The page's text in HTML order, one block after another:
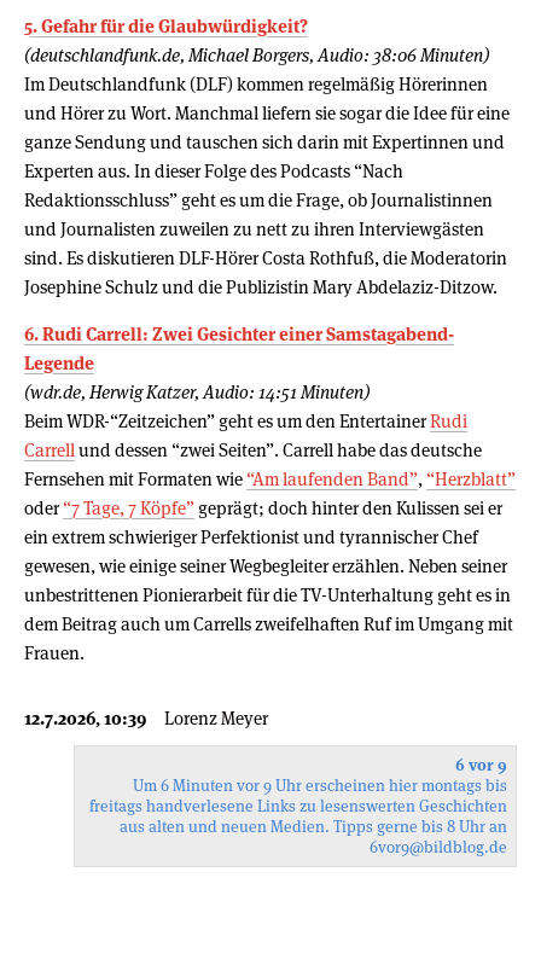
5. Gefahr für die Glaubwürdigkeit?
(deutschlandfunk.de, Michael Borgers, Audio: 38:06 Minuten)
Im Deutschlandfunk (DLF) kommen regelmäßig Hörerinnen
und Hörer zu Wort. Manchmal liefern sie sogar die Idee für eine
ganze Sendung und tauschen sich darin mit Expertinnen und
Experten aus. In dieser Folge des Podcasts “Nach
Redaktionsschluss” geht es um die Frage, ob Journalistinnen
und Journalisten zuweilen zu nett zu ihren Interviewgästen
sind. Es diskutieren DLF-Hörer Costa Rothfuß, die Moderatorin
Josephine Schulz und die Publizistin Mary Abdelaziz-Ditzow.
6. Rudi Carrell: Zwei Gesichter einer Samstagabend-
Legende
(wdr.de, Herwig Katzer, Audio: 14:51 Minuten)
Beim WDR-“Zeitzeichen” geht es um den EntertainerRudi
Carrellund dessen “zwei Seiten”. Carrell habe das deutsche
Fernsehen mit Formaten wie “Am laufenden Band”, “Herzblatt”
oder“7 Tage, 7 Köpfe”geprägt; doch hinter den Kulissen sei er
ein extrem schwieriger Perfektionist und tyrannischer Chef
gewesen, wie einige seiner Wegbegleiter erzählen. Neben seiner
unbestrittenen Pionierarbeit für die TV-Unterhaltung geht es in
dem Beitrag auch um Carrells zweifelhaften Ruf im Umgang mit
Frauen.
12.7.2026, 10:39 Lorenz Meyer
6 vor 9
Um 6 Minuten vor 9 Uhr erscheinen hier montags bis
freitags handverlesene Links zu lesenswerten Geschichten
aus alten und neuen Medien. Tipps gerne bis 8 Uhr an
6vor9@bildblog.de